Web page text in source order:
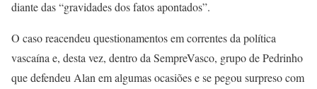
diante das “gravidades dos fatos apontados”.
O caso reacendeu questionamentos em correntes da política
vascaína e, desta vez, dentro da SempreVasco, grupo de Pedrinho
que defendeu Alan em algumas ocasiões e se pegou surpreso com